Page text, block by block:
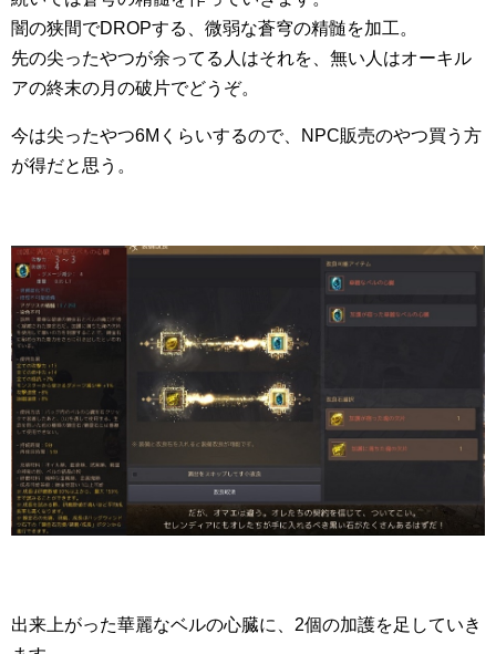
闇の狭間でDROPする、微弱な蒼穹の精髄を加工。
先の尖ったやつが余ってる人はそれを、無い人はオーキル
アの終末の月の破片でどうぞ。
今は尖ったやつ6Mくらいするので、NPC販売のやつ買う方
が得だと思う。
出来上がった華麗なベルの心臓に、2個の加護を足していき